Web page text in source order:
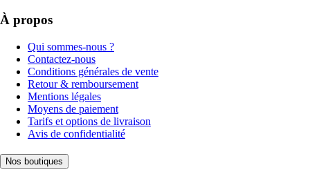
À propos
Qui sommes-nous ?
Contactez-nous
Conditions générales de vente
Retour & remboursement
Mentions légales
Moyens de paiement
Tarifs et options de livraison
Avis de confidentialité
Nos boutiques